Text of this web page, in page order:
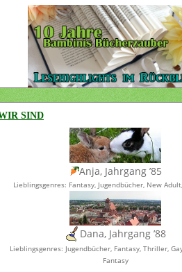
SIND
Anja, Jahrgang ’85
Lieblingsgenres: Fantasy, Jugendbücher, New
Dana, Jahrgang ’88
Lieblingsgenres: Jugendbücher, Fantasy, Thriller,
Fantasy